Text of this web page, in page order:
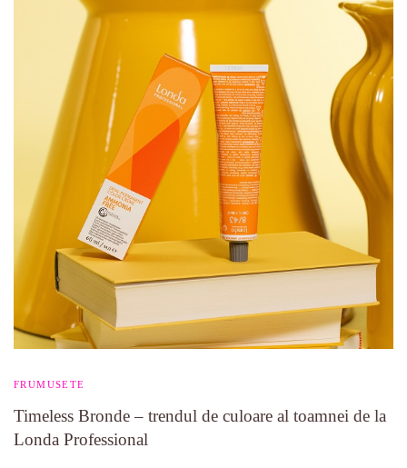
FRUMUSETE
Timeless Bronde – trendul de culoare al toamnei de la
Londa Professional